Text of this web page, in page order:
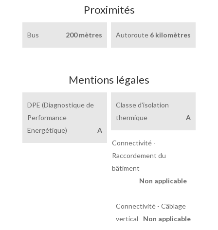
Proximités
Bus 200 mètres Autoroute 6 kilomètres
Mentions légales
DPE (Diagnostique de
Performance
Energétique)
A
Classe d'isolation
thermique
A
Connectivité -
Raccordement du
bâtiment
Non applicable
Connectivité - Câblage
vertical
Non applicable